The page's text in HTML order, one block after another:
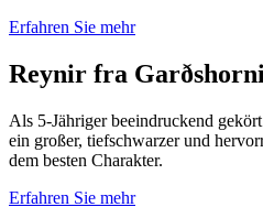
Erfahren Sie mehr
Reynir fra
Als 5-Jähriger beeindruckend
ein großer, tiefschwarzer und
dem besten Charakter.
Erfahren Sie mehr